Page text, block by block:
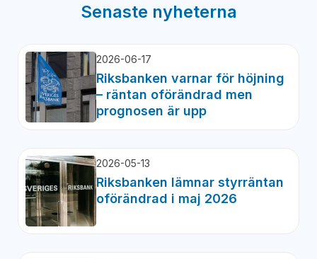
Senaste nyheterna
2026-06-17
Riksbanken varnar för höjning
– räntan oförändrad men
prognosen är upp
2026-05-13
Riksbanken lämnar styrräntan
oförändrad i maj 2026